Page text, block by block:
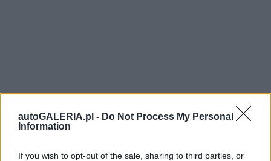
autoGALERIA.pl - Do Not Process My Personal
Information
If you wish to opt-out of the sale, sharing to third parties, or